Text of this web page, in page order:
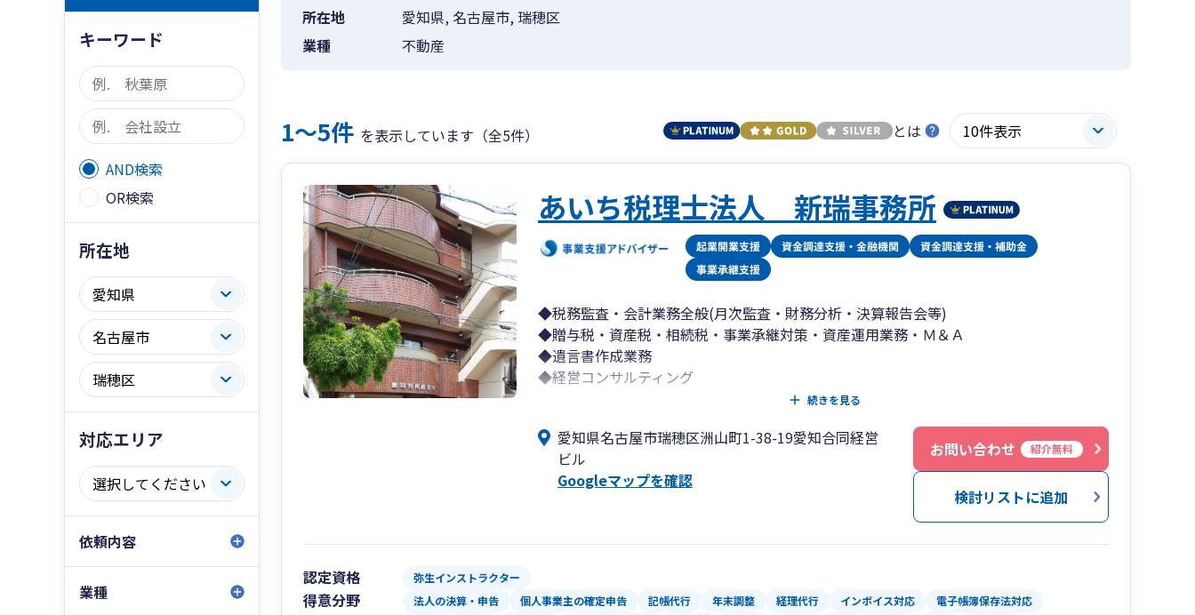
キーワード
AND検索
OR検索
所在地
対応エリア
依頼内容
業種
所在地
愛知県, 名古屋市, 瑞穂区
業種
不動産
1〜5件 を表示しています（全5件） とは
あいち税理士法人 新瑞事務所
◆税務監査・会計業務全般(月次監査・財務分析・決算報告会等)
◆贈与税・資産税・相続税・事業承継対策・資産運用業務・Ｍ＆Ａ
◆遺言書作成業務
◆経営コンサルティング
(経営診断書の作成、経営計画の作成：中期5ヵ年計画・単年度経営計画、リスクマネジメ
◆コンピュータ導入支援・指導
◆各種セミナーの企画・運営
続きを見る
愛知県名古屋市瑞穂区洲山町1-38-19愛知合同経営
ビル
Googleマップを確認
お問い合わせ 紹介無料
検討リストに追加
認定資格 弥生インストラクター
得意分野 法人の決算・申告 個人事業主の確定申告 記帳代行 年末調整 経理代行 インボイス対応
電子帳簿保存法対応